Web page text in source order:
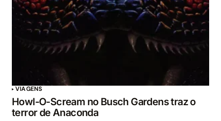
VIAGENS
Howl-O-Scream no Busch Gardens traz o
terror de Anaconda